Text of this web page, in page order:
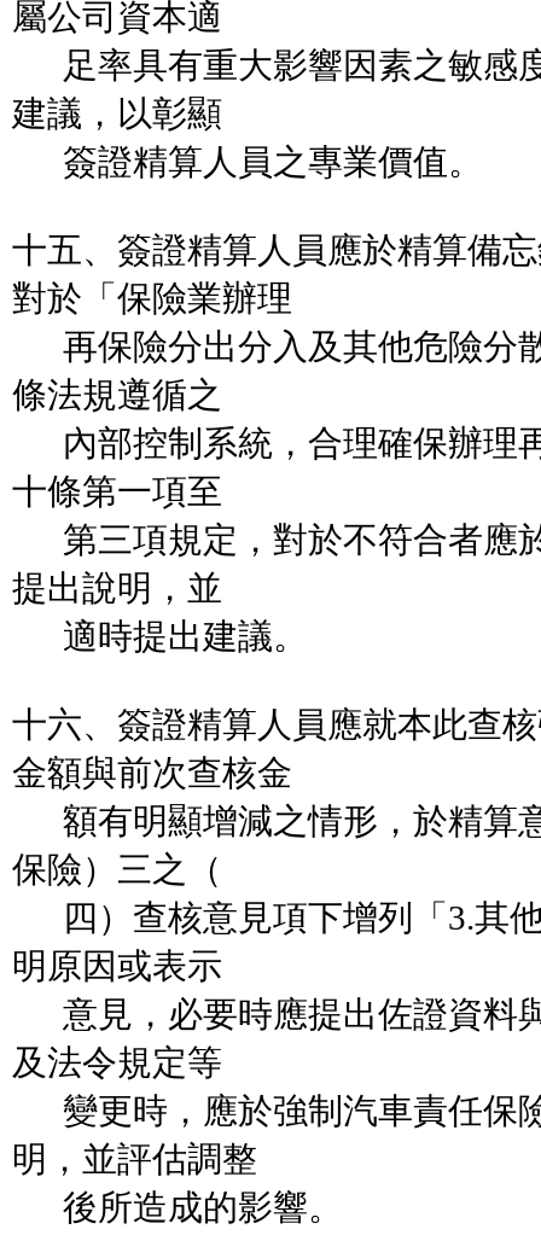
屬公司資本適
足率具有重大影響因素之敏感
建議，以彰顯
簽證精算人員之專業價值。
十五、簽證精算人員應於精算備
對於「保險業辦理
再保險分出分入及其他危險分
條法規遵循之
內部控制系統，合理確保辦理
十條第一項至
第三項規定，對於不符合者應
提出說明，並
適時提出建議。
十六、簽證精算人員應就本此查
金額與前次查核金
額有明顯增減之情形，於精算
保險）三之（
四）查核意見項下增列「3.其
明原因或表示
意見，必要時應提出佐證資料
及法令規定等
變更時，應於強制汽車責任保
明，並評估調整
後所造成的影響。